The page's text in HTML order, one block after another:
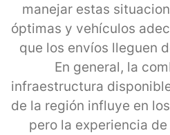
manejar estas
óptimas y vehículos
que los envíos lleguen
En general, la
infraestructura
de la región influye en
pero la experiencia de